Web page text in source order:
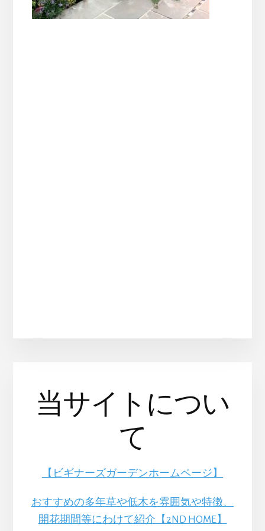
当サイトについ
て
【ビギナーズガーデンホームページ】
おすすめの多年草や低木を雰囲気や特徴、
開花期間等にわけて紹介【2ND HOME】